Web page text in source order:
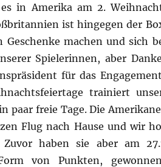
in Amerika am 2.
ist hingegen der
machen und sich
Spielerinnen, aber
für das
trainiert
paar freie Tage. Die
Flug nach Hause und wir
Zuvor haben sie aber am
von Punkten,